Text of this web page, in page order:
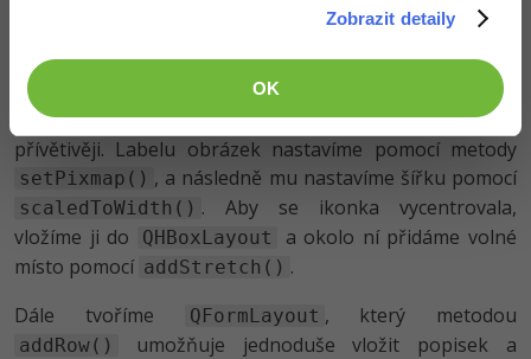
Zobrazit detaily
OK
ikonku a layout. Ten je stejně jako u prvního formuláře
Následuje přidání obrázku, který nemá žádný praktický
význam, ale aplikace s ním vypadá pro uživatele
přívětivěji. Labelu obrázek nastavíme pomocí metody
setPixmap() , a následně mu nastavíme šířku pomocí
scaledToWidth() . Aby se ikonka vycentrovala,
vložíme ji do
QHBoxLayout
a okolo ní přidáme volné
místo pomocí addStretch() .
Dále tvoříme
QFormLayout , který metodou
addRow()
umožňuje jednoduše vložit popisek a